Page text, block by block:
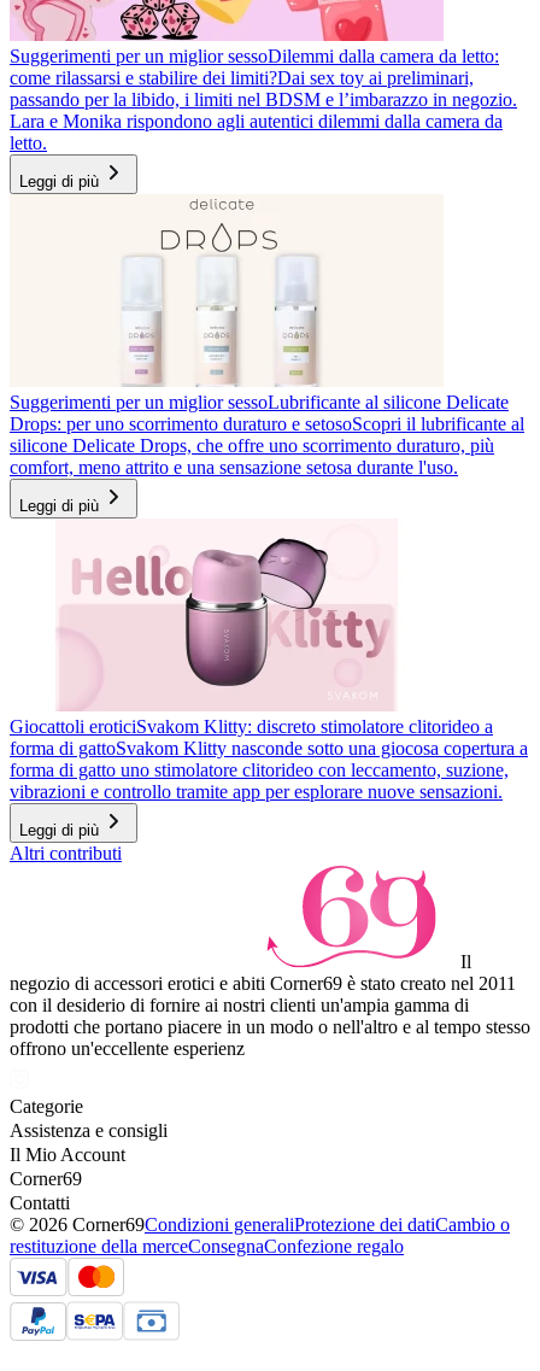
Suggerimenti per un miglior sessoDilemmi dalla camera da letto:
come rilassarsi e stabilire dei limiti?Dai sex toy ai preliminari,
passando per la libido, i limiti nel BDSM e l’imbarazzo in negozio.
Lara e Monika rispondono agli autentici dilemmi dalla camera da
letto.
Leggi di più
Suggerimenti per un miglior sessoLubrificante al silicone Delicate
Drops: per uno scorrimento duraturo e setosoScopri il lubrificante al
silicone Delicate Drops, che offre uno scorrimento duraturo, più
comfort, meno attrito e una sensazione setosa durante l'uso.
Leggi di più
Giocattoli eroticiSvakom Klitty: discreto stimolatore clitorideo a
forma di gattoSvakom Klitty nasconde sotto una giocosa copertura a
forma di gatto uno stimolatore clitorideo con leccamento, suzione,
vibrazioni e controllo tramite app per esplorare nuove sensazioni.
Leggi di più
Altri contributi
Il
negozio di accessori erotici e abiti Corner69 è stato creato nel 2011
con il desiderio di fornire ai nostri clienti un'ampia gamma di
prodotti che portano piacere in un modo o nell'altro e al tempo stesso
offrono un'eccellente esperienz
Categorie
Assistenza e consigli
Il Mio Account
Corner69
Contatti
© 2026 Corner69Condizioni generaliProtezione dei datiCambio o
restituzione della merceConsegnaConfezione regalo